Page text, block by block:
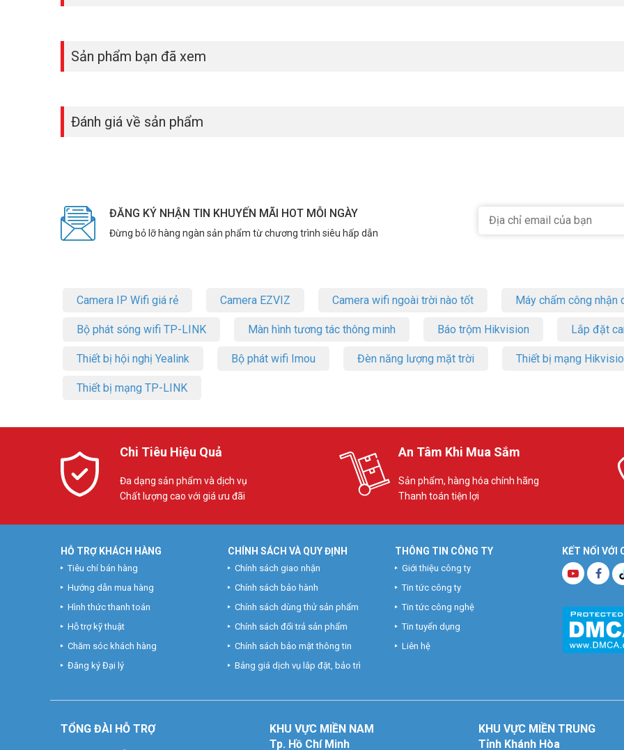
Sản phẩm bạn đã xem
Đánh giá về sản phẩm
ĐĂNG KÝ NHẬN TIN KHUYẾN MÃI HOT MỖI NGÀY
Đừng bỏ lỡ hàng ngàn sản phẩm từ chương trình siêu hấp dẫn
Camera IP Wifi giá rẻ Camera EZVIZ Camera wifi ngoài trời nào tốt Máy chấm công nhận
Bộ phát sóng wifi TP-LINK Màn hình tương tác thông minh Báo trộm Hikvision Lắp đặt
Thiết bị hội nghị Yealink Bộ phát wifi Imou Đèn năng lượng mặt trời Thiết bị mạng
Thiết bị mạng TP-LINK
Chi Tiêu Hiệu Quả
Đa dạng sản phẩm và dịch vụ
Chất lượng cao với giá ưu đãi
An Tâm Khi Mua Sắm
Sản phẩm, hàng hóa chính hãng
Thanh toán tiện lợi
KẾT NỐI VỚI
HỖ TRỢ KHÁCH HÀNG
Tiêu chí bán hàng
Hướng dẫn mua hàng
Hình thức thanh toán
Hỗ trợ kỹ thuật
Chăm sóc khách hàng
Đăng ký Đại lý
CHÍNH SÁCH VÀ QUY ĐỊNH
Chính sách giao nhận
Chính sách bảo hành
Chính sách dùng thử sản phẩm
Chính sách đổi trả sản phẩm
Chính sách bảo mật thông tin
Bảng giá dịch vụ lắp đặt, bảo trì
THÔNG TIN CÔNG TY
Giới thiệu công ty
Tin tức công ty
Tin tức công nghệ
Tin tuyển dụng
Liên hệ
TỔNG ĐÀI HỖ TRỢ KHU VỰC MIỀN NAM
Tp. Hồ Chí Minh
KHU VỰC MIỀN TRUNG
Tỉnh Khánh Hòa